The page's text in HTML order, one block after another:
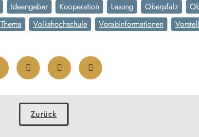
Ideengeber Kooperation Lesung Oberpfalz
Thema Volkshochschule Vorabinformationen
Zurück